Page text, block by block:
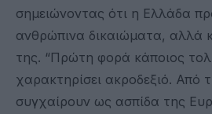
σημειώνοντας ότι η Ελλάδα
ανθρώπινα δικαιώματα, αλλά
της. “Πρώτη φορά κάποιος
χαρακτηρίσει ακροδεξιό. Από
συγχαίρουν ως ασπίδα της